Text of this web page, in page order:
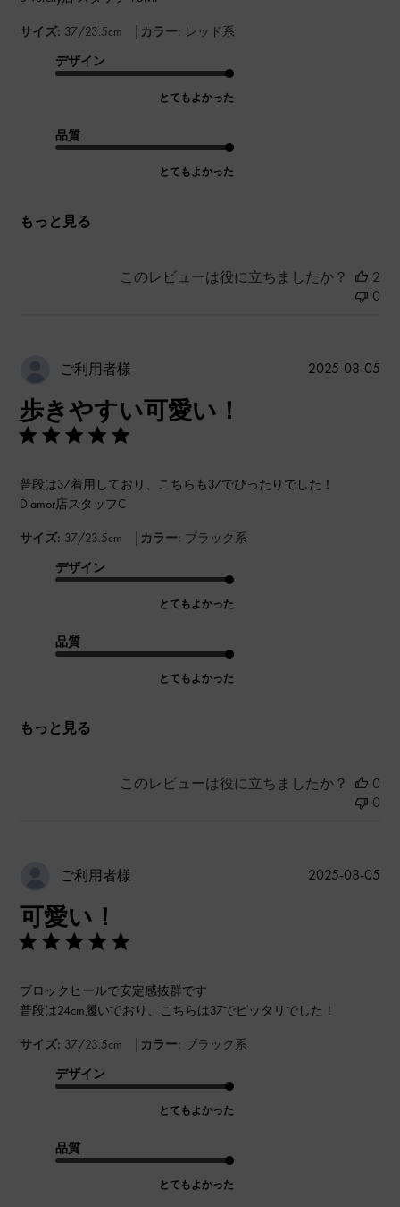
サイズ: 37/23.5cm | カラー: レッド系
デザイン
とてもよかった
品質
とてもよかった
もっと見る
このレビューは役に立ちましたか？
2
0
ご利用者様
歩きやすい可愛い！
普段は37着用しており、こちらも37でぴったりでした！
Diamor店スタッフC
サイズ: 37/23.5cm | カラー: ブラック系
デザイン
とてもよかった
品質
とてもよかった
もっと見る
公
2025-08-05
このレビューは役に立ちましたか？
0
0
ご利用者様
可愛い！
ブロックヒールで安定感抜群です
普段は24cm履いており、こちらは37でピッタリでした！
サイズ: 37/23.5cm | カラー: ブラック系
デザイン
とてもよかった
品質
とてもよかった
公
2025-08-05